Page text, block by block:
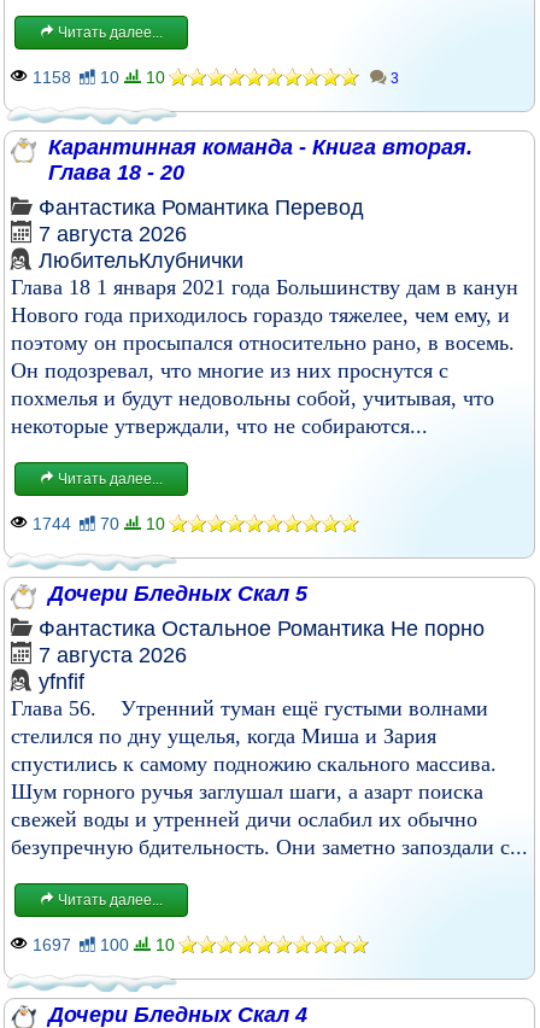
Читать далее...
1158 10 10 3
Карантинная команда - Книга вторая.
Глава 18 - 20
Фантастика Романтика Перевод
7 августа 2026
ЛюбительКлубнички
Глава 18 1 января 2021 года Большинству дам в канун
Нового года приходилось гораздо тяжелее, чем ему, и
поэтому он просыпался относительно рано, в восемь.
Он подозревал, что многие из них проснутся с
похмелья и будут недовольны собой, учитывая, что
некоторые утверждали, что не собираются...
Читать далее...
1744 70 10
Дочери Бледных Скал 5
Фантастика Остальное Романтика Не порно
7 августа 2026
yfnfif
Глава 56. Утренний туман ещё густыми волнами
стелился по дну ущелья, когда Миша и Зария
спустились к самому подножию скального массива.
Шум горного ручья заглушал шаги, а азарт поиска
свежей воды и утренней дичи ослабил их обычно
безупречную бдительность. Они заметно запоздали с...
Читать далее...
1697 100 10
Дочери Бледных Скал 4